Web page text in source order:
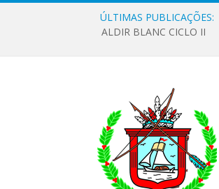
ÚLTIMAS PUBLICAÇÕES:
ALDIR BLANC CICLO II